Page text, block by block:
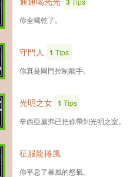
你全喝乾了。
守門人 1 Tips
你真是閘門控制能手。
光明之女 1 Tips
辛西亞葳弗已把你帶到光明之室。
征服龍捲風
你平息了暴風的怒氣。